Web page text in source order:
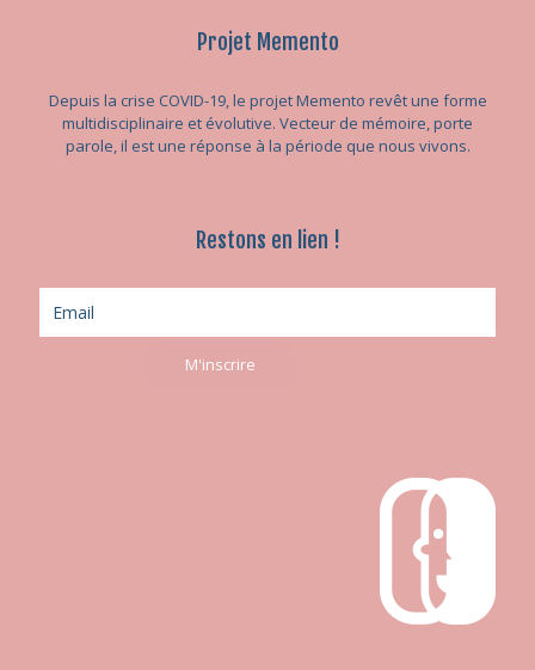
Projet Memento
Depuis la crise COVID-19, le projet Memento revêt une forme
multidisciplinaire et évolutive. Vecteur de mémoire, porte
parole, il est une réponse à la période que nous vivons.
Restons en lien !